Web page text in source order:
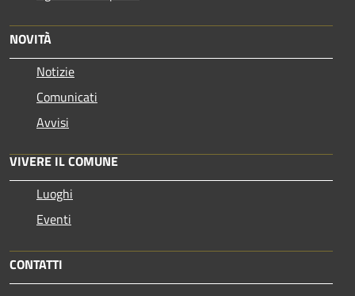
NOVITÀ
Notizie
Comunicati
Avvisi
VIVERE IL COMUNE
Luoghi
Eventi
CONTATTI